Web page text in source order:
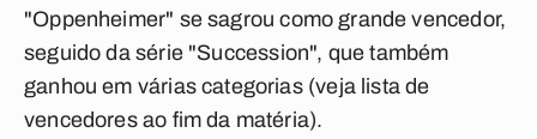
"Oppenheimer" se sagrou como grande vencedor,
seguido da série "Succession", que também
ganhou em várias categorias (veja lista de
vencedores ao fim da matéria).